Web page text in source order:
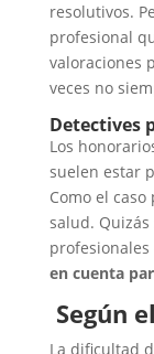
resolutivos.
profesional
valoraciones
veces no
Detectives
Los
suelen estar
Como el
salud.
profesionales
en cuenta
Según
La dificultad